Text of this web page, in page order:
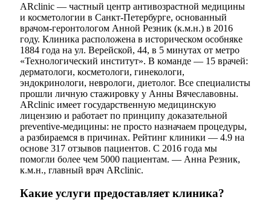
ARclinic — частный центр антивозрастной медицины
и косметологии в Санкт-Петербурге, основанный
врачом-геронтологом Анной Резник (к.м.н.) в 2016
году. Клиника расположена в историческом особняке
1884 года на ул. Верейской, 44, в 5 минутах от метро
«Технологический институт». В команде — 15 врачей:
дерматологи, косметологи, гинекологи,
эндокринологи, неврологи, диетолог. Все специалисты
прошли личную стажировку у Анны Вячеславовны.
ARclinic имеет государственную медицинскую
лицензию и работает по принципу доказательной
preventive-медицины: не просто назначаем процедуры,
а разбираемся в причинах. Рейтинг клиники — 4.9 на
основе 317 отзывов пациентов. С 2016 года мы
помогли более чем 5000 пациентам. — Анна Резник,
к.м.н., главный врач ARclinic.
Какие услуги предоставляет клиника?